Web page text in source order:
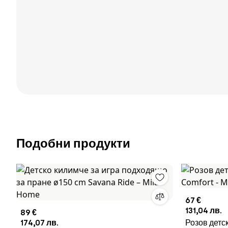
Подобни продукти
89 €
174,07 лв.
67 €
131,04 лв.
Розов